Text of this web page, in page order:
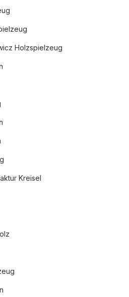
Holzspielzeug
Kreisel